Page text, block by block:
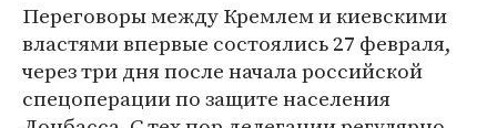
Переговоры между Кремлем и киевскими
властями впервые состоялись 27 февраля,
через три дня после начала российской
спецоперации по защите населения